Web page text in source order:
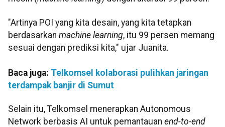
"Artinya POI yang kita desain, yang kita tetapkan
berdasarkan machine learning, itu 99 persen memang
sesuai dengan prediksi kita," ujar Juanita.
Baca juga: Telkomsel kolaborasi pulihkan jaringan
terdampak banjir di Sumut
Selain itu, Telkomsel menerapkan Autonomous
Network berbasis AI untuk pemantauan end-to-end